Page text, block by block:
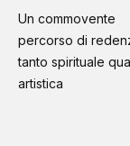
Un commovente
percorso di
tanto spirituale
artistica